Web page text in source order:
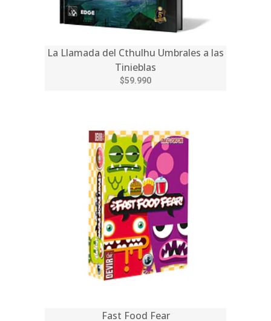
La Llamada del Cthulhu Umbrales a las
Tinieblas
$59.990
Fast Food Fear